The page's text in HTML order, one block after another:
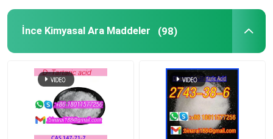
Tarımsal kimyasal ara maddeler
Temel Organik Kimyasallar
İnce Kimyasal Ara Maddeler (98)